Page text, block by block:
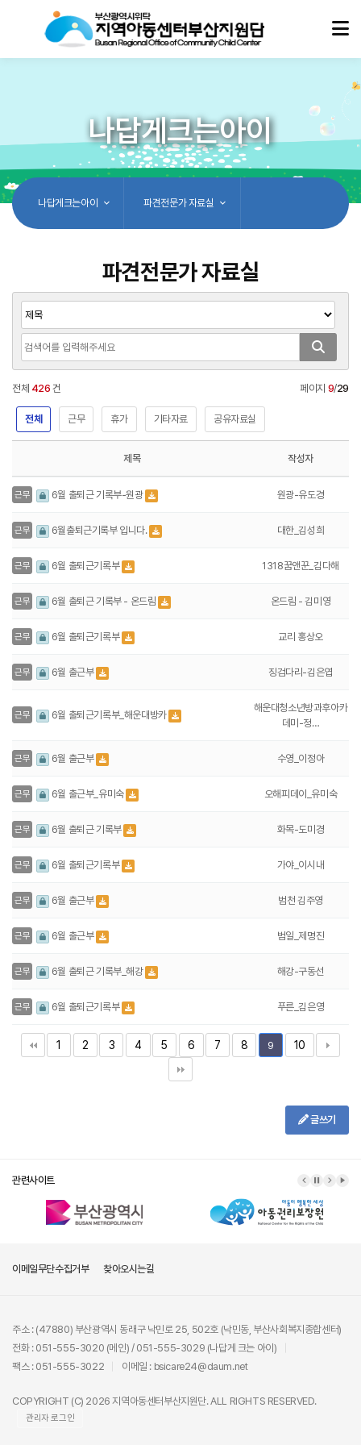
나답게크는아이
나답게크는아이 파견전문가 자료실
파견전문가 자료실
전체 426 건 페이지 9/29
전체 근무 휴가 기타자료 공유자료실
제목 작성자
근무 6월 출퇴근 기록부-원광 원광-유도경
근무 6월출퇴근기록부 입니다. 대한_김성희
근무 6월 출퇴근기록부 1318꿈앤꾼_김다해
근무 6월 출퇴근 기록부 - 온드림 온드림 - 김미영
근무 6월 출퇴근기록부 교리 홍상오
근무 6월 출근부 징검다리-김은엽
근무 6월 출퇴근기록부_해운대방카
해운대청소년방과후아카
데미-정…
근무 6월 출근부 수영_이정아
근무 6월 출근부_유미숙 오해피데이_유미숙
근무 6월 출퇴근 기록부 화목-도미경
근무 6월 출퇴근기록부 가야_이시내
근무 6월 출근부 범천 김주영
근무 6월 출근부 범일_제명진
근무 6월 출퇴근 기록부_해강 해강-구동선
근무 6월 출퇴근기록부 푸른_김은영
1 2 3 4 5 6 7 8 9 10
글쓰기
관련사이트
이메일무단수집거부 찾아오시는길
주소 : (47880) 부산광역시 동래구 낙민로 25, 502호 (낙민동, 부산사회복지종합센터)
전화 : 051-555-3020 (메인) / 051-555-3029 (나답게 크는 아이)
팩스 : 051-555-3022
이메일 : bsicare24@daum.net
COPYRIGHT (C) 2026 지역아동센터부산지원단. ALL RIGHTS RESERVED.
관리자 로그인